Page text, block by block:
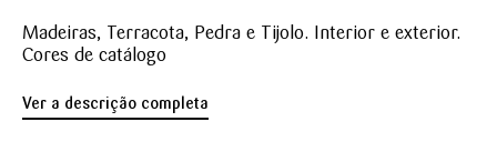
Madeiras, Terracota, Pedra e Tijolo. Interior e exterior.
Cores de catálogo
Ver a descrição completa